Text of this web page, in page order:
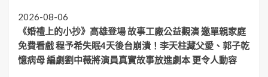
2026-08-06
《婚禮上的小抄》高雄登場 故事工廠公益觀演 邀單親家庭
免費看戲 程予希失眠4天後台崩潰！李天柱藏父愛、郭子乾
憶病母 編劇劉中薇將演員真實故事放進劇本 更令人動容